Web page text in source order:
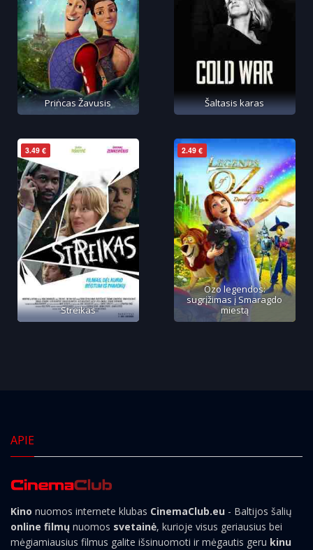
Šaltasis karas
Princas Žavusis
2.49 €
Ozo legendos:
sugrįžimas į Smaragdo
miestą
3.49 €
Streikas
APIE
Kino nuomos internete klubas CinemaClub.eu - Baltijos šalių
online filmų nuomos svetainė, kurioje visus geriausius bei
mėgiamiausius filmus galite išsinuomoti ir mėgautis geru kinu